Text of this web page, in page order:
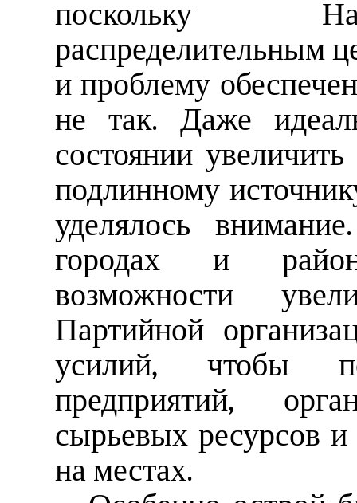
поскольку
распределительным
и проблему
не так. Даже
состоянии
подлинному
уделялось
городах и
возможности
Партийной
усилий, чтобы
предприятий,
сырьевых ресурсов и
на местах.